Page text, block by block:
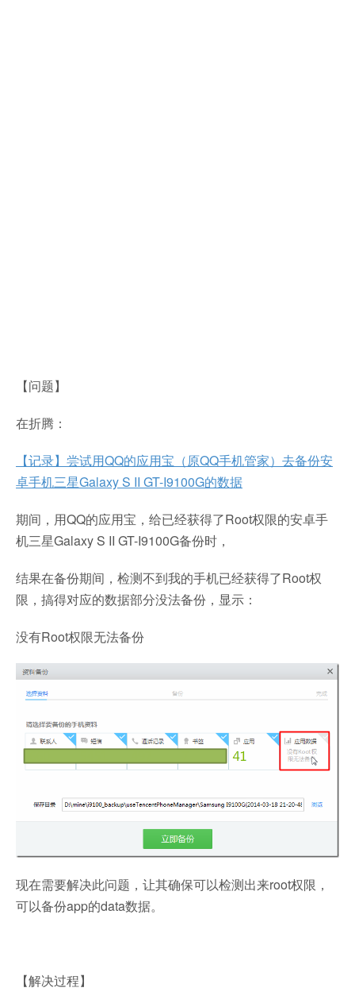
【问题】
在折腾：
【记录】尝试用QQ的应用宝（原QQ手机管家）去备份安
卓手机三星Galaxy S II GT-I9100G的数据
期间，用QQ的应用宝，给已经获得了Root权限的安卓手
机三星Galaxy S II GT-I9100G备份时，
结果在备份期间，检测不到我的手机已经获得了Root权
限，搞得对应的数据部分没法备份，显示：
没有Root权限无法备份
现在需要解决此问题，让其确保可以检测出来root权限，
可以备份app的data数据。
【解决过程】